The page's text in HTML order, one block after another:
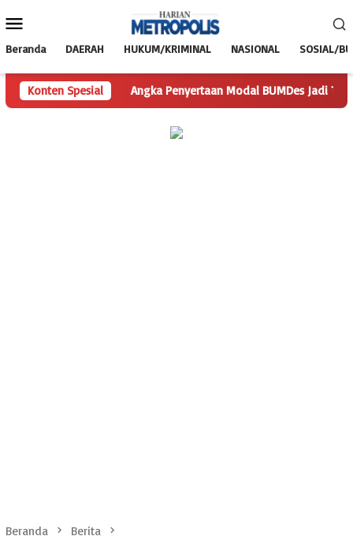
ke
Mobile
Beranda DAERAH HUKUM/KRIMINAL NASIONAL SOSIAL/
Konten SpesialAngka Penyertaan Modal BUMDes Jadi Tanda
Beranda Berita